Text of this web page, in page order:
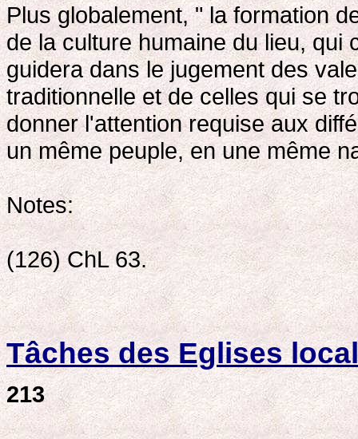
Plus globalement, " la formation
de la culture humaine du lieu, qui
guidera dans le jugement des
traditionnelle et de celles qui se
donner l'attention requise aux
un même peuple, en une même
Notes:
(126) ChL 63.
Tâches des Eglises
213